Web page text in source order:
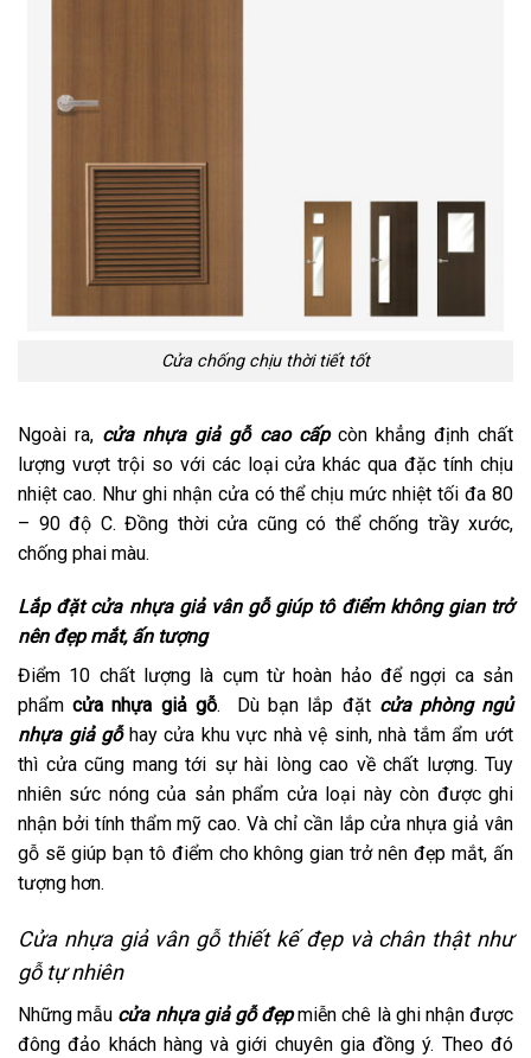
Cửa chống chịu thời tiết tốt
Ngoài ra, cửa nhựa giả gỗ cao cấpcòn khẳng định chất
lượng vượt trội so với các loại cửa khác qua đặc tính chịu
nhiệt cao. Như ghi nhận cửa có thể chịu mức nhiệt tối đa 80
– 90 độ C. Đồng thời cửa cũng có thể chống trầy xước,
chống phai màu.
Lắp đặt cửa nhựa giả vân gỗ giúp tô điểm không gian trở
nên đẹp mắt, ấn tượng
Điểm 10 chất lượng là cụm từ hoàn hảo để ngợi ca sản
phẩmcửa nhựa giả gỗ. Dù bạn lắp đặt cửa phòng ngủ
nhựa giả gỗhay cửa khu vực nhà vệ sinh, nhà tắm ẩm ướt
thì cửa cũng mang tới sự hài lòng cao về chất lượng. Tuy
nhiên sức nóng của sản phẩm cửa loại này còn được ghi
nhận bởi tính thẩm mỹ cao. Và chỉ cần lắp cửa nhựa giả vân
gỗ sẽ giúp bạn tô điểm cho không gian trở nên đẹp mắt, ấn
tượng hơn.
Cửa nhựa giả vân gỗ thiết kế đẹp và chân thật như
gỗ tự nhiên
Những mẫu cửa nhựa giả gỗ đẹpmiễn chê là ghi nhận được
đông đảo khách hàng và giới chuyên gia đồng ý. Theo đó